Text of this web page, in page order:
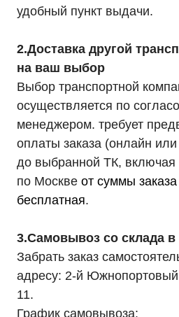
удобный пункт выдачи.
2.Доставка другой
на ваш выбор
Выбор транспортной
осуществляется по
менеджером. требует
оплаты заказа (онлайн
до выбранной ТК,
по Москве от суммы
бесплатная.
3.Самовывоз со склада
Забрать заказ
адресу: 2-й Южнопортовый
11.
График самовывоза: